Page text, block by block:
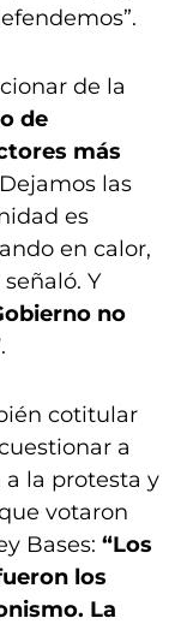
de la
de
más
las
es
en calor,
Y
no
.
cotitular
a
la protesta y
votaron
Bases: “Los
los
La